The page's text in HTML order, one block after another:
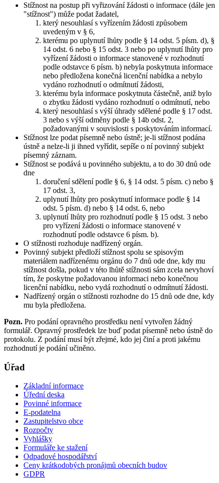
Stížnost na postup při vyřizování žádosti o informace (dále jen
"stížnost") může podat žadatel,
který nesouhlasí s vyřízením žádosti způsobem
uvedeným v § 6,
kterému po uplynutí lhůty podle § 14 odst. 5 písm. d), §
14 odst. 6 nebo § 15 odst. 3 nebo po uplynutí lhůty pro
vyřízení žádosti o informace stanovené v rozhodnutí
podle odstavce 6 písm. b) nebyla poskytnuta informace
nebo předložena konečná licenční nabídka a nebylo
vydáno rozhodnutí o odmítnutí žádosti,
kterému byla informace poskytnuta částečně, aniž bylo
o zbytku žádosti vydáno rozhodnutí o odmítnutí, nebo
který nesouhlasí s výší úhrady sdělené podle § 17 odst.
3 nebo s výší odměny podle § 14b odst. 2,
požadovanými v souvislosti s poskytováním informací.
Stížnost lze podat písemně nebo ústně; je-li stížnost podána
ústně a nelze-li ji ihned vyřídit, sepíše o ní povinný subjekt
písemný záznam.
Stížnost se podává u povinného subjektu, a to do 30 dnů ode
dne
doručení sdělení podle § 6, § 14 odst. 5 písm. c) nebo §
17 odst. 3,
uplynutí lhůty pro poskytnutí informace podle § 14
odst. 5 písm. d) nebo § 14 odst. 6, nebo
uplynutí lhůty pro rozhodnutí podle § 15 odst. 3 nebo
pro vyřízení žádosti o informace stanovené v
rozhodnutí podle odstavce 6 písm. b).
O stížnosti rozhoduje nadřízený orgán.
Povinný subjekt předloží stížnost spolu se spisovým
materiálem nadřízenému orgánu do 7 dnů ode dne, kdy mu
stížnost došla, pokud v této lhůtě stížnosti sám zcela nevyhoví
tím, že poskytne požadovanou informaci nebo konečnou
licenční nabídku, nebo vydá rozhodnutí o odmítnutí žádosti.
Nadřízený orgán o stížnosti rozhodne do 15 dnů ode dne, kdy
mu byla předložena.
Pozn. Pro podání opravného prostředku není vytvořen žádný
formulář. Opravný prostředek lze buď podat písemně nebo ústně do
protokolu. Z podání musí být zřejmé, kdo jej činí a proti jakému
rozhodnutí je podání učiněno.
Úřad
Základní informace
Úřední deska
Povinné informace
E-podatelna
Zastupitelstvo obce
Rozpočty
Vyhlášky
Formuláře ke stažení
Odpadové hospodářství
Ceny krátkodobých pronájmů obecních budov
GDPR